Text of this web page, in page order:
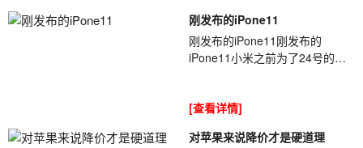
刚发布的iPone11
刚发布的iPone11刚发布的
iPone11小米之前为了24号的
一堆悬念.而且...
[查看详情]
对苹果来说降价才是硬道理